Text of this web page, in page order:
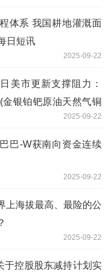
体系 我国耕地灌溉面
日短讯
2025-09-22
美市更新支撑阻力：
银铂钯原油天然气铜
2025-09-22
巴-W获南向资金连续
2025-09-22
上海拔最高、最险的公
2025-09-22
于控股股东减持计划实